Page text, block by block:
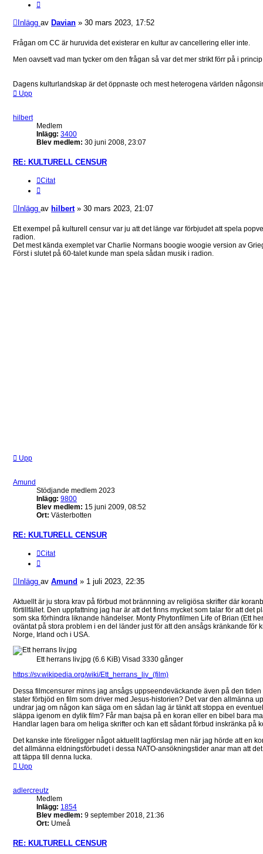
Inlägg av Davian » 30 mars 2023, 17:52
Frågan om CC är huruvida det existerar en kultur av cancellering eller inte.
Men oavsett vad man tycker om den frågan så var det mer strikt förr på i
Dagens kulturlandskap är det öppnaste och mest heterogena världen
Upp
hilbert
Medlem
Inlägg: 3400
Blev medlem: 30 juni 2008, 23:07
RE: KULTURELL CENSUR
Citat
Inlägg av hilbert» 30 mars 2023, 21:07
Ett exempel på kulturell censur var ju att det länge var förbjudet att spela
radion.
Det mest kända exemplet var Charlie Normans boogie woogie version av
Först i slutet på 60-talet kunde man spela sådan musik i radion.
Upp
Amund
Stödjande medlem 2023
Inlägg: 9800
Blev medlem: 15 juni 2009, 08:52
Ort: Västerbotten
RE: KULTURELL CENSUR
Citat
Inlägg av Amund » 1 juli 2023, 22:35
Aktuellt är ju stora krav på förbud mot brännning av religiösa skrifter där
förtillfället. Den uppfattning jag har är att det finns mycket som talar för att det
som ska förhindra liknande händelser. Monty Phytonfilmen Life of Brian (Ett
oväntat på stora problem i en del länder just för att den ansågs kränkande för
Norge, Irland och i USA.
Ett herrans liv.jpg (6.6 KiB) Visad 3330 gånger
https://sv.wikipedia.org/wiki/Ett_herrans_liv_(film)
Dessa filmcensurer minns jag ansågs uppseendeväckande även på den
stater förbjöd en film som driver med Jesus-historien? Det var den allmänna
undrar jag om någon kan säga om en sådan lag är tänkt att stoppa en
släppa igenom en dylik film? Får man bajsa på en koran eller en bibel bara
Handlar lagen bara om heliga skrifter och kan ett sådant förbud inskränka på
Det kanske inte föreligger något aktuellt lagförslag men när jag hörde att en
det allmänna eldningsförbudet i dessa NATO-ansökningstider anar man att
att täppa till denna lucka.
Upp
adlercreutz
Medlem
Inlägg: 1854
Blev medlem: 9 september 2018, 21:36
Ort: Umeå
RE: KULTURELL CENSUR